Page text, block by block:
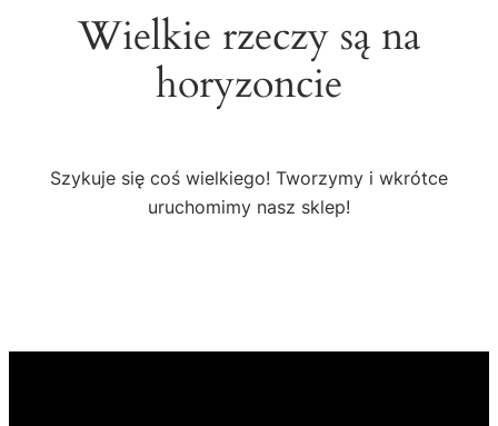
Wielkie rzeczy są na
horyzoncie
Szykuje się coś wielkiego! Tworzymy i wkrótce
uruchomimy nasz sklep!